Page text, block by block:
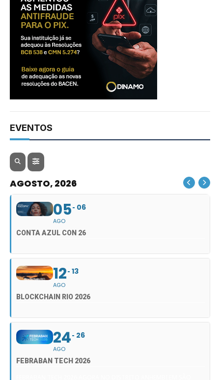
EVENTOS
AGOSTO, 2026
05
AGO
06
CONTA AZUL CON 26
12
AGO
13
BLOCKCHAIN RIO 2026
24
AGO
26
FEBRABAN TECH 2026